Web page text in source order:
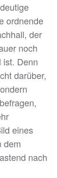
ordnende
der
noch
ist. Denn
darüber,
eines
dem
nach